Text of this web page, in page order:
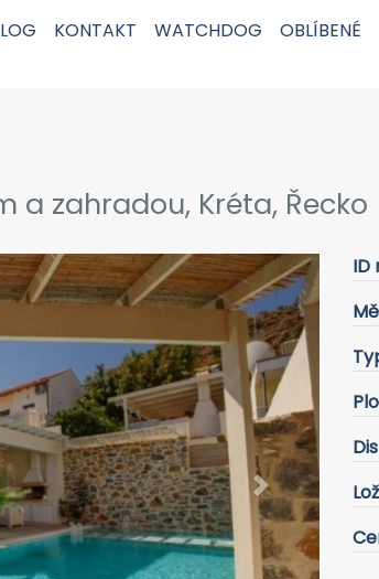
KONTAKT WATCHDOG OBLÍBENÉ
a zahradou, Kréta, Řecko
Next
ID